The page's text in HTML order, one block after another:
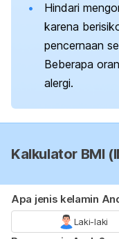
Hindari
karena
pencernaan
Beberapa
alergi.
Kalkulator BMI
Apa jenis kelamin
Laki-laki